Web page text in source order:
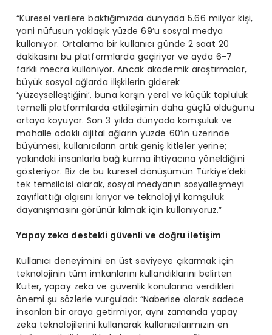
“Küresel verilere baktığımızda dünyada 5.66 milyar kişi,
yani nüfusun yaklaşık yüzde 69’u sosyal medya
kullanıyor. Ortalama bir kullanıcı günde 2 saat 20
dakikasını bu platformlarda geçiriyor ve ayda 6-7
farklı mecra kullanıyor. Ancak akademik araştırmalar,
büyük sosyal ağlarda ilişkilerin giderek
‘yüzeyselleştiğini’, buna karşın yerel ve küçük topluluk
temelli platformlarda etkileşimin daha güçlü olduğunu
ortaya koyuyor. Son 3 yılda dünyada komşuluk ve
mahalle odaklı dijital ağların yüzde 60’ın üzerinde
büyümesi, kullanıcıların artık geniş kitleler yerine;
yakındaki insanlarla bağ kurma ihtiyacına yöneldiğini
gösteriyor. Biz de bu küresel dönüşümün Türkiye’deki
tek temsilcisi olarak, sosyal medyanın sosyalleşmeyi
zayıflattığı algısını kırıyor ve teknolojiyi komşuluk
dayanışmasını görünür kılmak için kullanıyoruz.”
Yapay zeka destekli güvenli ve doğru iletişim
Kullanıcı deneyimini en üst seviyeye çıkarmak için
teknolojinin tüm imkanlarını kullandıklarını belirten
Kuter, yapay zeka ve güvenlik konularına verdikleri
önemi şu sözlerle vurguladı: “Naberise olarak sadece
insanları bir araya getirmiyor, aynı zamanda yapay
zeka teknolojilerini kullanarak kullanıcılarımızın en